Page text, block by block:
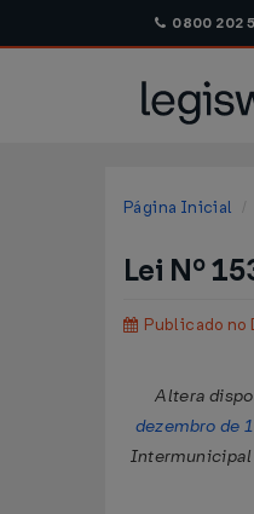
0800 202
Página Inicial
Lei Nº
Publicado no
Altera
dezembro de
Intermunicipal